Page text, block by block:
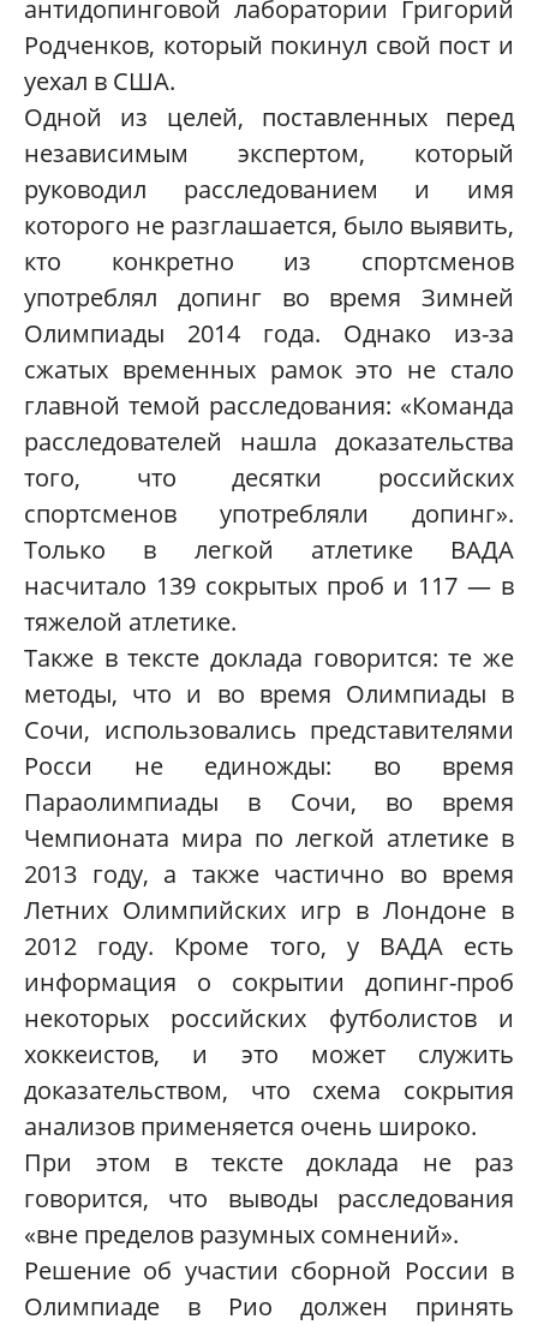
антидопинговой лаборатории Григорий
Родченков, который покинул свой пост и
уехал в США.
Одной из целей, поставленных перед
независимым экспертом, который
руководил расследованием и имя
которого не разглашается, было выявить,
кто конкретно из спортсменов
употреблял допинг во время Зимней
Олимпиады 2014 года. Однако из-за
сжатых временных рамок это не стало
главной темой расследования: «Команда
расследователей нашла доказательства
того, что десятки российских
спортсменов употребляли допинг».
Только в легкой атлетике ВАДА
насчитало 139 сокрытых проб и 117 — в
тяжелой атлетике.
Также в тексте доклада говорится: те же
методы, что и во время Олимпиады в
Сочи, использовались представителями
Росси не единожды: во время
Параолимпиады в Сочи, во время
Чемпионата мира по легкой атлетике в
2013 году, а также частично во время
Летних Олимпийских игр в Лондоне в
2012 году. Кроме того, у ВАДА есть
информация о сокрытии допинг-проб
некоторых российских футболистов и
хоккеистов, и это может служить
доказательством, что схема сокрытия
анализов применяется очень широко.
При этом в тексте доклада не раз
говорится, что выводы расследования
«вне пределов разумных сомнений».
Решение об участии сборной России в
Олимпиаде в Рио должен принять